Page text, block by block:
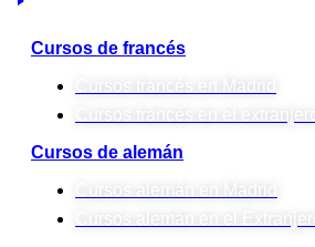
Cursos de francés
Cursos francés en Madrid
Cursos de alemán
Cursos alemán en Madrid
Cursos alemán en el Extranjero